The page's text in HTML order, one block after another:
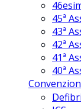
45ª
43ª
42ª
41ª
40ª